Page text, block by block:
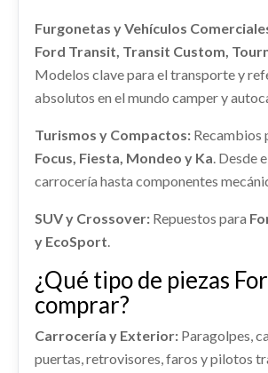
TECHO
TECHO usado.
Ref: 2236304
Consultar
Ref: 2236247 OEM: 2099457
Consultar
ALETIN TRASERO DERECHO
usado.
FORD KUGA II (DM2) 2.0 TDCI
Ref: 2387177 OEM:
44,22 €
1845817 / 1841611
TRANSMISION DELANTERA
FORD KUGA II (DM2) 2.0 TDCI
Ref: 2250352 OEM: 1845817 /
CENTRALITA MOTOR UCE usado.
FORD KUGA II (DM2) 2.0 TDCI
Ref: 2252092
Ref: 2236282 OEM: T7MA /
Consultar
AMORTIGUADOR DELANTERO
IZQUIERDO 2270623
AMORTIGUADOR DELANTERO
FORD KUGA II (DM2) 2.0 TDCI
Furgonetas y Vehículos
Ford Transit, Transit Custom,
Modelos clave para el transporte y
absolutos en el mundo camper y
Turismos y Compactos: Recambios
Focus, Fiesta, Mondeo y Ka . Desde
carrocería hasta componentes
SUV y Crossover: Repuestos para
y EcoSport
¿Qué tipo de piezas
comprar?
Carrocería y Exterior: Paragolpes,
puertas, retrovisores, faros y pilotos